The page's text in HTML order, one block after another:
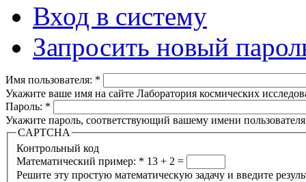
Вход в систему
Запросить новый
Имя пользователя: *
Укажите ваше имя на сайте Лаборатория космических
Пароль: *
Укажите пароль, соответствующий вашему имени
CAPTCHA
Контрольный код
Математический пример: * 13 + 2 =
Решите эту простую математическую задачу и введите